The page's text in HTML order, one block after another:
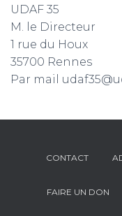
UDAF 35
M. le Directeur
1 rue du Houx
35700 Rennes
Par mail
CONTACT
FAIRE UN DON